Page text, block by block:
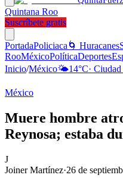
Quintana Roo
Suscríbete gratis
PortadaPoliciaca 🌀 Huracanes
RooMéxicoPolíticaDeportes
Inicio/México🌤️14°C·
México
Muere hombre
Reynosa; estaba
J
Joiner Martínez·26 de